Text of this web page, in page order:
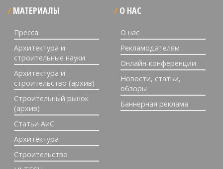
МАТЕРИАЛЫ
Пресса
Архитектура и
строительные науки
Архитектура и
строительство (архив)
Строительный рынок
(архив)
Статьи АиС
Архитектура
Строительство
О НАС
О нас
Рекламодателям
Онлайн-конференции
Новости, статьи,
обзоры
Баннерная реклама